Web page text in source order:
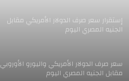
إستقرار سعر صرف الدولار الأمريكي مقابل
الجنيه المصري اليوم
سعر صرف الدولار الأمريكي واليورو الأوروبي
مقابل الجنيه المصري اليوم